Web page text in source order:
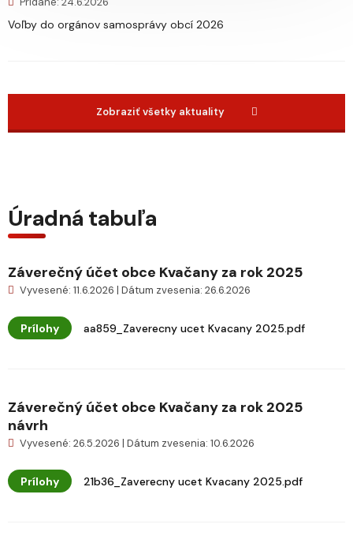
Voľby do orgánov samosprávy obcí 2026
Zobraziť všetky aktuality
Úradná tabuľa
Záverečný účet obce Kvačany za rok 2025
Vyvesené: 11.6.2026 | Dátum zvesenia: 26.6.2026
Prílohy aa859_Zaverecny ucet Kvacany 2025.pdf
Záverečný účet obce Kvačany za rok 2025
návrh
Vyvesené: 26.5.2026 | Dátum zvesenia: 10.6.2026
Prílohy 21b36_Zaverecny ucet Kvacany 2025.pdf